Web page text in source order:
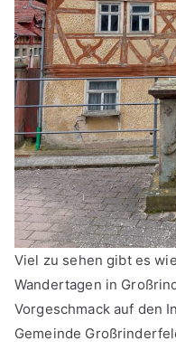
Viel zu sehen gibt es
Wandertagen in
Vorgeschmack auf den
Gemeinde